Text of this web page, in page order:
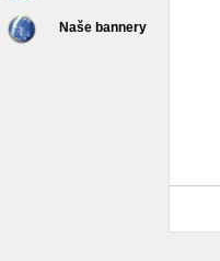
Naše bannery